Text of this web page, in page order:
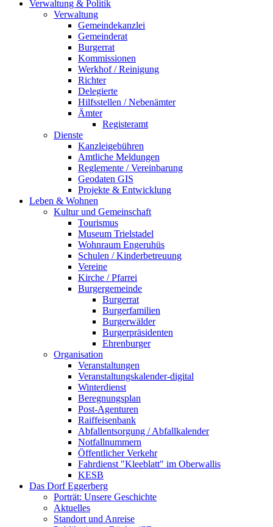
Verwaltung & Politik
Verwaltung
Gemeindekanzlei
Gemeinderat
Burgerrat
Kommissionen
Werkhof / Reinigung
Richter
Delegierte
Hilfsstellen / Nebenämter
Ämter
Registeramt
Dienste
Kanzleigebühren
Amtliche Meldungen
Reglemente / Vereinbarung
Geodaten GIS
Projekte & Entwicklung
Leben & Wohnen
Kultur und Gemeinschaft
Tourismus
Museum Trielstadel
Wohnraum Engeruhüs
Schulen / Kinderbetreuung
Vereine
Kirche / Pfarrei
Burgergemeinde
Burgerrat
Burgerfamilien
Burgerwälder
Burgerpräsidenten
Ehrenburger
Organisation
Veranstaltungen
Veranstaltungskalender-digital
Winterdienst
Beregnungsplan
Post-Agenturen
Raiffeisenbank
Abfallentsorgung / Abfallkalender
Notfallnummern
Öffentlicher Verkehr
Fahrdienst "Kleeblatt" im Oberwallis
KESB
Das Dorf Eggerberg
Porträt: Unsere Geschichte
Aktuelles
Standort und Anreise